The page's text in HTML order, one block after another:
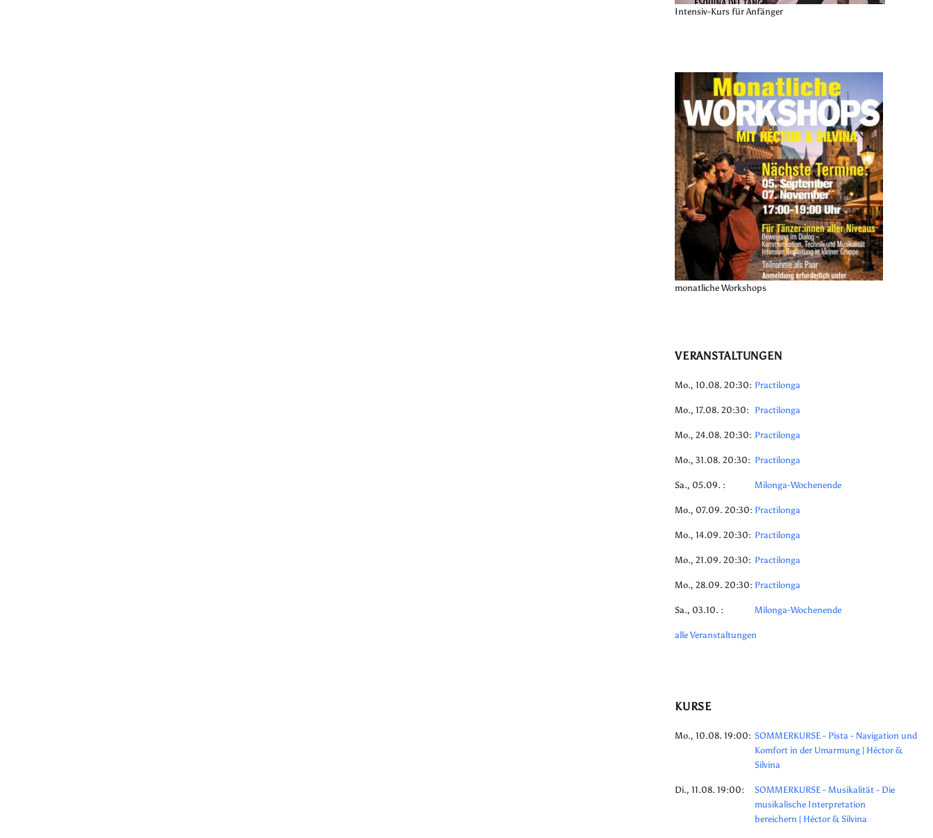
Intensiv-Kurs für Anfänger
monatliche Workshops
VERANSTALTUNGEN
Mo., 10.08. 20:30: Practilonga
Mo., 17.08. 20:30: Practilonga
Mo., 24.08. 20:30: Practilonga
Mo., 31.08. 20:30: Practilonga
Sa., 05.09. : Milonga-Wochenende
Mo., 07.09. 20:30: Practilonga
Mo., 14.09. 20:30: Practilonga
Mo., 21.09. 20:30: Practilonga
Mo., 28.09. 20:30: Practilonga
Sa., 03.10. : Milonga-Wochenende
alle Veranstaltungen
KURSE
Mo., 10.08. 19:00: SOMMERKURSE - Pista - Navigation und
Komfort in der Umarmung | Héctor &
Silvina
Di., 11.08. 19:00:
SOMMERKURSE - Musikalität - Die
musikalische Interpretation
bereichern | Héctor & Silvina